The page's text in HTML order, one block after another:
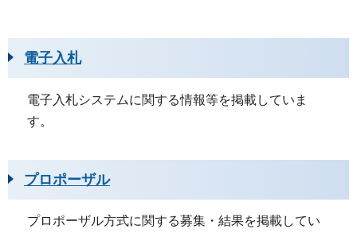
電子入札
電子入札システムに関する情報等を掲載していま
す。
プロポーザル
プロポーザル方式に関する募集・結果を掲載してい